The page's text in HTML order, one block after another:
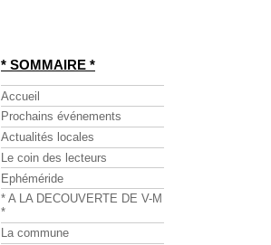
* SOMMAIRE *
Accueil
Prochains événements
Actualités locales
Le coin des lecteurs
Ephéméride
* A LA DECOUVERTE DE V-M
*
La commune